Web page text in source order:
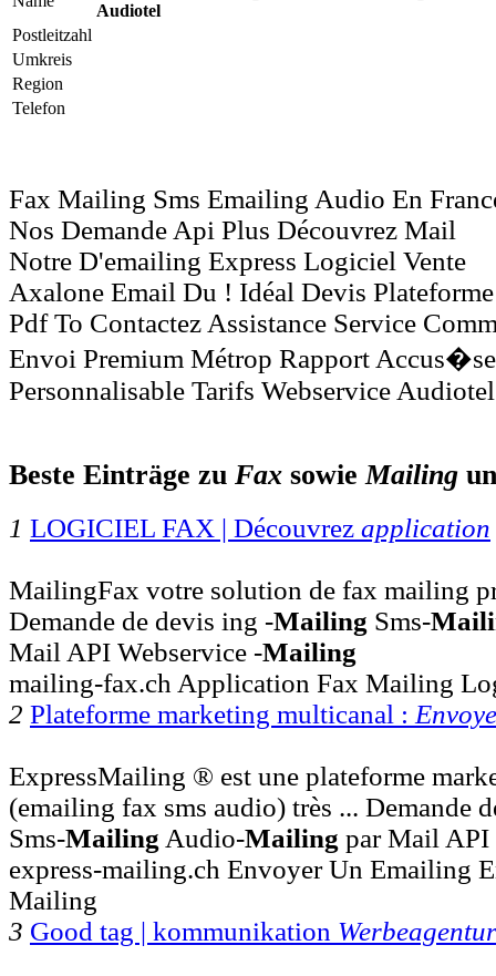
Audiotel
Postleitzahl
Umkreis
Region
Telefon
Fax Mailing Sms Emailing Audio En
Nos Demande Api Plus Découvrez Mail
Notre D'emailing Express Logiciel Vente
Axalone Email Du ! Idéal Devis
Pdf To Contactez Assistance Service
Envoi Premium Métrop Rapport
Personnalisable Tarifs Webservice
Beste Einträge zu Fax sowieMailing
1 LOGICIEL FAX | Découvrez application
MailingFax votre solution de fax mailing
Demande de devis ing -Mailing Sms-
Mail API Webservice -Mailing
mailing-fax.ch Application Fax Mailing
2 Plateforme marketing multicanal :
ExpressMailing ® est une plateforme
(emailing fax sms audio) très ... Demande
Sms-Mailing Audio-Mailing par Mail API
express-mailing.ch Envoyer Un Emailing
Mailing
3 Good tag | kommunikation Werbeagentur